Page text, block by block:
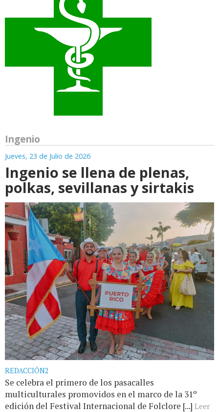
Ingenio
Jueves, 23 de Julio de 2026
Ingenio se llena de plenas,
polkas, sevillanas y sirtakis
REDACCIÓN2
Se celebra el primero de los pasacalles
multiculturales promovidos en el marco de la 31º
edición del Festival Internacional de Folclore [...] Leer